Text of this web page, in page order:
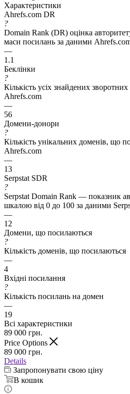
Характеристики
Ahrefs.com DR
?
Domain Rank (DR) оцінка
маси посилань за даними
—
1.1
Беклінки
?
Кількість усіх знайдених
Ahrefs.com
—
56
Домени-донори
?
Кількість унікальних доменів, що
Ahrefs.com
—
13
Serpstat SDR
?
Serpstat Domain Rank — показник
шкалою від 0 до 100 за даними
—
12
Домени, що посилаються
?
Кількість доменів, що посилаються
—
4
Вхідні посилання
?
Кількість посилань на домен
—
19
Всі характеристики
89 000 грн.
Price Options
89 000 грн.
Details
Запропонувати свою ціну
В кошик